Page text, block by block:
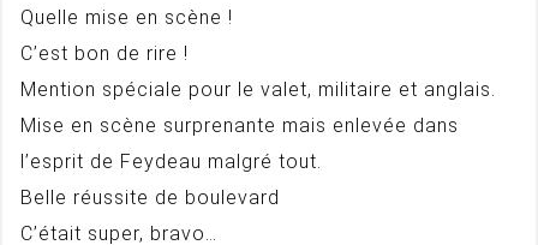
Quelle mise en scène !
C’est bon de rire !
Mention spéciale pour le valet, militaire et anglais.
Mise en scène surprenante mais enlevée dans
l’esprit de Feydeau malgré tout.
Belle réussite de boulevard
C’était super, bravo…